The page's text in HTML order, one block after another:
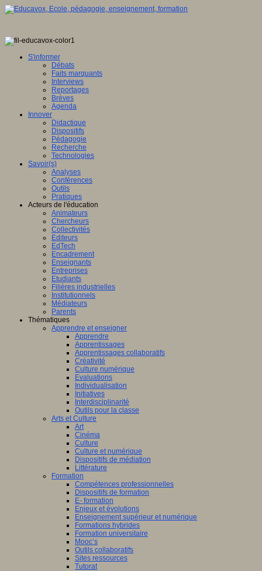
S'informer
Débats
Faits marquants
Interviews
Reportages
Brèves
Agenda
Innover
Didactique
Dispositifs
Pédagogie
Recherche
Technologies
Savoir(s)
Analyses
Conférences
Outils
Pratiques
Acteurs de l'éducation
Animateurs
Chercheurs
Collectivités
Editeurs
EdTech
Encadrement
Enseignants
Entreprises
Etudiants
Filières industrielles
Institutionnels
Médiateurs
Parents
Thématiques
Apprendre et enseigner
Apprendre
Apprentissages
Apprentissages collaboratifs
Créativité
Culture numérique
Evaluations
Individualisation
Initiatives
Interdisciplinarité
Outils pour la classe
Arts et Culture
Art
Cinéma
Culture
Culture et numérique
Dispositifs de médiation
Littérature
Formation
Compétences professionnelles
Dispositifs de formation
E- formation
Enjeux et évolutions
Enseignement supérieur et numérique
Formations hybrides
Formation universitaire
Mooc’s
Outils collaboratifs
Sites ressources
Tutorat